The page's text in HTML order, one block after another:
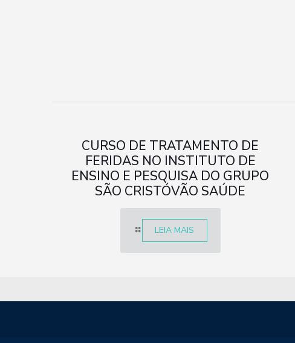
CURSO DE TRATAMENTO DE
FERIDAS NO INSTITUTO DE
ENSINO E PESQUISA DO GRUPO
SÃO CRISTÓVÃO SAÚDE
LEIA MAIS